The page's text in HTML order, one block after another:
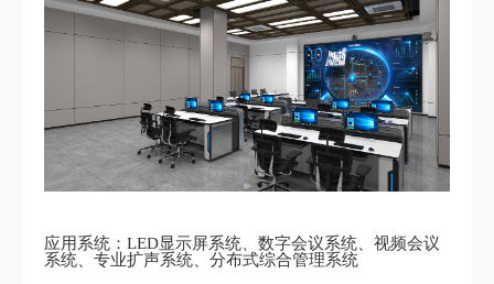
应用系统：LED显示屏系统、数字会议系统、视频会议
系统、专业扩声系统、分布式综合管理系统